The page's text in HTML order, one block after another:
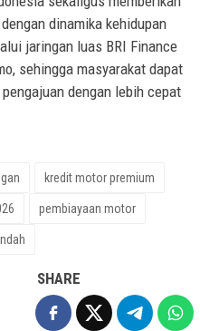
dinamika kehidupan
jaringan luas BRI Finance
sehingga masyarakat dapat
dengan lebih cepat
kredit motor premium
pembiayaan motor
SHARE